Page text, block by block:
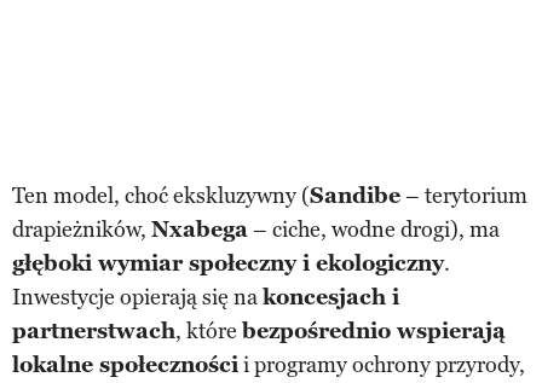
Ten model, choć ekskluzywny (Sandibe– terytorium
drapieżników, Nxabega– ciche, wodne drogi), ma
głęboki wymiar społeczny i ekologiczny.
Inwestycje opierają się nakoncesjach i
partnerstwach, którebezpośrednio wspierają
lokalne społecznościi programy ochrony przyrody,